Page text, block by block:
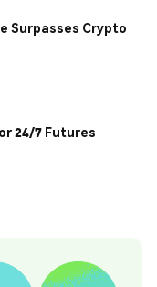
Surpasses Crypto
24/7 Futures